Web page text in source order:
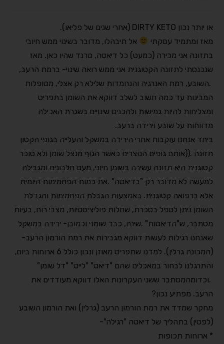
או יותר נכון אחרי שנים של פליאו ).
אל תיבהלו, מדובר בשינוי ממש חיובי
מאז ומתמיד עסקתי
בתזונה אני מכירה (כמעט) כל דיאטה, טרנד שהיו כאן. מאז
שנכנסתי לתזונה הקטוגנית אני ממש רואה שינוי- ברמת הרעב,
השובע, רמת האנרגיה והנחמדות שלי.
לא רק אצלי, מטופלות
המבינות עד כמה חשוב לשלב דווקא את השומן בתפריט
ומצליחות להיות גמישות ולהכניס שינויים בשגרת האכילה
מדווחות על שובע וירידה ברעב.
ביחד אנחנו עוקבות אחרי הירידה במשקל והעלייה בגופי הקטון
(אותם גופים הנוצרים כאשר הגוף מנצל שומן ולא סוכר). תזונה
קטוגנית היא תזונה עשירה בשומן חיוני, מעט חלבונים ומגבילה
את כמות הפחמימות היומית. למעשה לא מדובר רק "בדיאטה"
אלא ברפואה קטוגנית. באמצעות הגבלת הפחמימות והגדלת
השומן ניתן לטפל בסכרת, שחלות פוליציסטיות, מצבי רוח, בעיות
שינה, כבד שומני וכמובן- ירידה במשקל. מסתבר, ש"הדיאטות"
שאנחנו רגילות לעשות דווקא מגבירות את רמת הורמון הרעב-
(המכונה גרלין). למדנו שתפריט מאוזן ונכון כולל 6 ארוחות ביום,
והתרגלנו לבחור במאכלים שהם "דיאט" "לייט" "דל שומן"
וכדומה.
מסתבר ששני העקרונות האלו דווקא מעודדים את
הרעב. מפתיע נכון?
מחקר שמדד את רמת הורמון הרעב (גרלין) ואת הורמון השובע
(לפטין) בתהליך של דיאטה "רגילה"-
* ארוחות תכופות